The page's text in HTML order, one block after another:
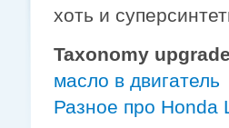
хоть и
Taxonomy
масло в двигатель
Разное про Honda